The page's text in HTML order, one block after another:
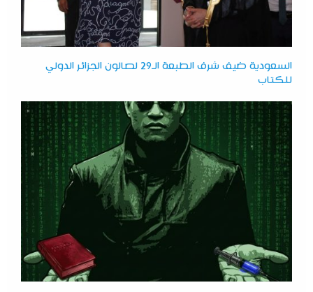
السعودية ضيف شرف الطبعة الـ29 لصالون الجزائر الدولي
للكتاب